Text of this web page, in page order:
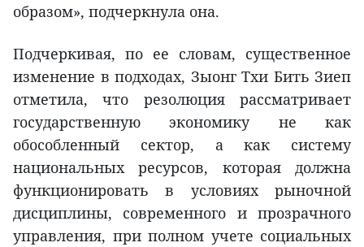
образом», подчеркнула она.
Подчеркивая, по ее словам, существенное
изменение в подходах, Зыонг Тхи Бить Зиеп
отметила, что резолюция рассматривает
государственную экономику не как
обособленный сектор, а как систему
национальных ресурсов, которая должна
функционировать в условиях рыночной
дисциплины, современного и прозрачного
управления, при полном учете социальных